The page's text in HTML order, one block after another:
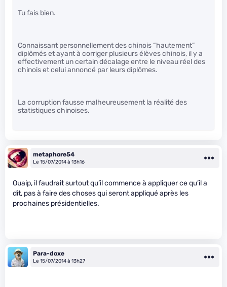
Tu fais bien.
Connaissant personnellement des chinois “hautement”
diplômés et ayant à corriger plusieurs élèves chinois, il y a
effectivement un certain décalage entre le niveau réel des
chinois et celui annoncé par leurs diplômes.
La corruption fausse malheureusement la réalité des
statistiques chinoises.
metaphore54
Le 15/07/2014 à 13h16
Ouaip, il faudrait surtout qu’il commence à appliquer ce qu’il a
dit, pas à faire des choses qui seront appliqué après les
prochaines présidentielles.
Para-doxe
Le 15/07/2014 à 13h27